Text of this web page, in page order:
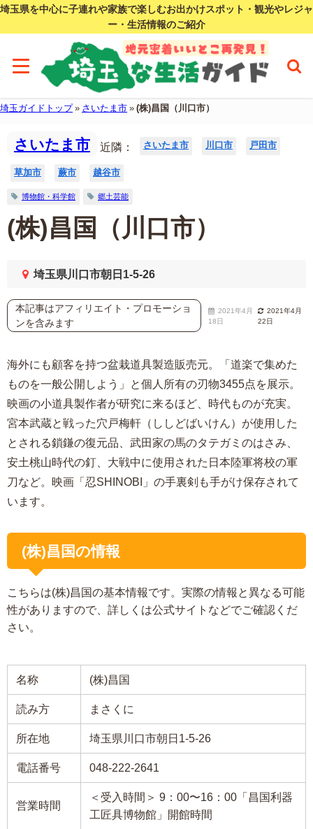
埼玉県を中心に子連れや家族で楽しむお出かけスポット・観光やレジャ
ー・生活情報のご紹介
埼玉ガイドトップ» さいたま市 » (株)昌国（川口市）
さいたま市 近隣： さいたま市 川口市 戸田市
草加市 蕨市 越谷市
博物館・科学館 郷土芸能
(株)昌国（川口市）
埼玉県川口市朝日1-5-26
本記事はアフィリエイト・プロモーショ
ンを含みます
2021年4月
18日
2021年4月
22日
海外にも顧客を持つ盆栽道具製造販売元。「道楽で集めた
ものを一般公開しよう」と個人所有の刃物3455点を展示。
映画の小道具製作者が研究に来るほど、時代ものが充実。
宮本武蔵と戦った穴戸梅軒（ししどばいけん）が使用した
とされる鎖鎌の復元品、武田家の馬のタテガミのはさみ、
安土桃山時代の釘、大戦中に使用された日本陸軍将校の軍
刀など。映画「忍SHINOBI」の手裏剣も手がけ保存されて
います。
(株)昌国の情報
こちらは(株)昌国の基本情報です。実際の情報と異なる可能
性がありますので、詳しくは公式サイトなどでご確認くだ
さい。
名称 (株)昌国
読み方 まさくに
所在地 埼玉県川口市朝日1-5-26
電話番号 048-222-2641
営業時間
＜受入時間＞ 9：00〜16：00「昌国利器
工匠具博物館」開館時間